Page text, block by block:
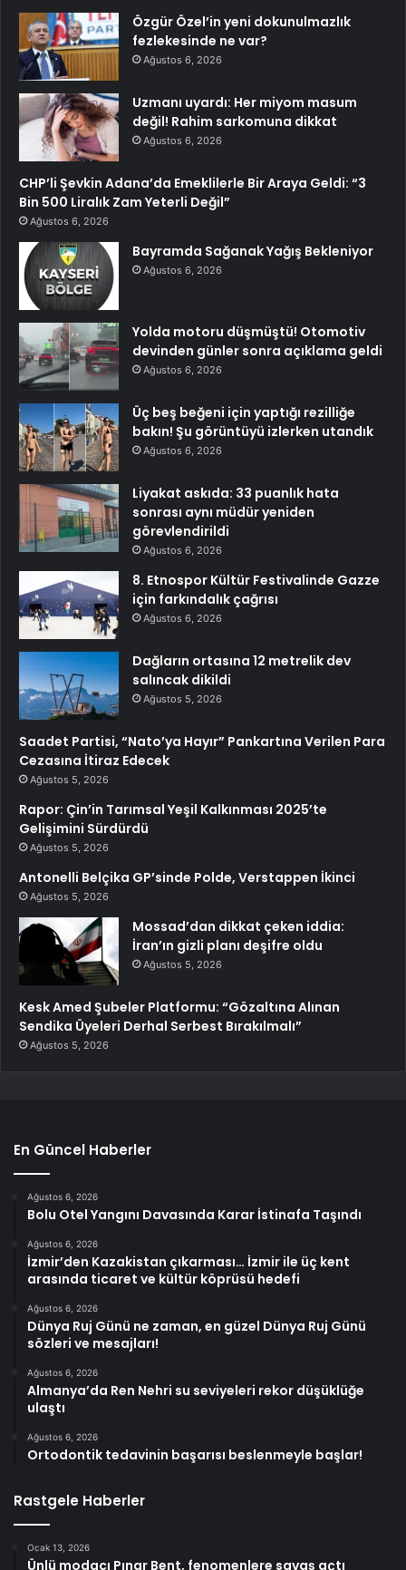
Özgür Özel’in yeni dokunulmazlık
fezlekesinde ne var?
Ağustos 6, 2026
Uzmanı uyardı: Her miyom masum
değil! Rahim sarkomuna dikkat
Ağustos 6, 2026
CHP’li Şevkin Adana’da Emeklilerle Bir Araya Geldi: “3
Bin 500 Liralık Zam Yeterli Değil”
Ağustos 6, 2026
Bayramda Sağanak Yağış Bekleniyor
Ağustos 6, 2026
Yolda motoru düşmüştü! Otomotiv
devinden günler sonra açıklama geldi
Ağustos 6, 2026
Üç beş beğeni için yaptığı rezilliğe
bakın! Şu görüntüyü izlerken utandık
Ağustos 6, 2026
Liyakat askıda: 33 puanlık hata
sonrası aynı müdür yeniden
görevlendirildi
Ağustos 6, 2026
8. Etnospor Kültür Festivalinde Gazze
için farkındalık çağrısı
Ağustos 6, 2026
Dağların ortasına 12 metrelik dev
salıncak dikildi
Ağustos 5, 2026
Saadet Partisi, “Nato’ya Hayır” Pankartına Verilen Para
Cezasına İtiraz Edecek
Ağustos 5, 2026
Rapor: Çin’in Tarımsal Yeşil Kalkınması 2025’te
Gelişimini Sürdürdü
Ağustos 5, 2026
Antonelli Belçika GP’sinde Polde, Verstappen İkinci
Ağustos 5, 2026
Mossad’dan dikkat çeken iddia:
İran’ın gizli planı deşifre oldu
Ağustos 5, 2026
Kesk Amed Şubeler Platformu: “Gözaltına Alınan
Sendika Üyeleri Derhal Serbest Bırakılmalı”
Ağustos 5, 2026
En Güncel Haberler
Ağustos 6, 2026
Bolu Otel Yangını Davasında Karar İstinafa Taşındı
Ağustos 6, 2026
İzmir’den Kazakistan çıkarması… İzmir ile üç kent
arasında ticaret ve kültür köprüsü hedefi
Ağustos 6, 2026
Dünya Ruj Günü ne zaman, en güzel Dünya Ruj Günü
sözleri ve mesajları!
Ağustos 6, 2026
Almanya’da Ren Nehri su seviyeleri rekor düşüklüğe
ulaştı
Ağustos 6, 2026
Ortodontik tedavinin başarısı beslenmeyle başlar!
Rastgele Haberler
Ocak 13, 2026
Ünlü modacı Pınar Bent, fenomenlere savaş açtı